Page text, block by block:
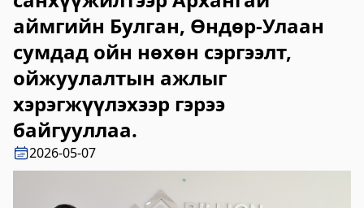
Өвөрхангай аймгийн цагдаагийн газар
2023-06-06 14:46:41
Дэлгэрэнгүй
Булган аймгийн Засаг Даргын Тамгын
газар
2023-06-06 14:41:13
Дэлгэрэнгүй
Дорноговь аймаг дахь Төрийн цахим
аймгийн Булган, Өндөр-Улаан
сумдад ойн нөхөн сэргээлт,
ойжуулалтын ажлыг
хэрэгжүүлэхээр гэрээ
байгууллаа.
2026-05-07